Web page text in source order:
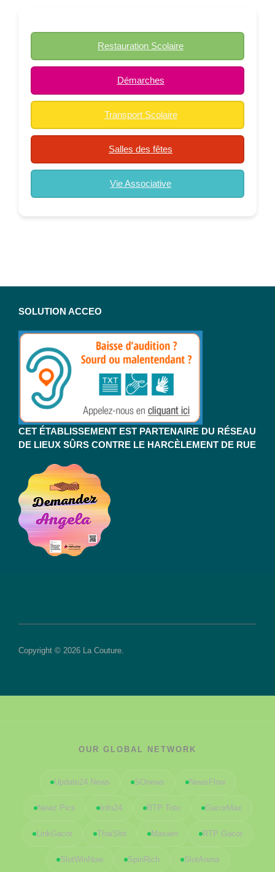
Restauration Scolaire
Démarches
Transport Scolaire
Salles des fêtes
Vie Associative
SOLUTION ACCEO
CET ÉTABLISSEMENT EST PARTENAIRE DU RÉSEAU
DE LIEUX SÛRS CONTRE LE HARCÈLEMENT DE RUE
Copyright © 2026 La Couture.
OUR GLOBAL NETWORK
Update24 News SOnews NewsFlow
Newz Pics Info24 RTP Toto GacorMax
LinkGacor ThaiSlot Maxwin RTP Gacor
SlotWinNow SpinRich SlotArena